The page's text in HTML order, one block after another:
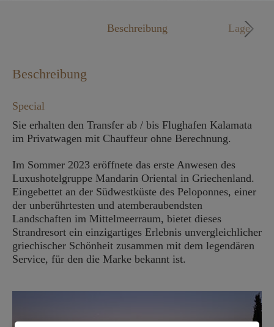
Beschreibung Lage
Beschreibung
Special
Sie erhalten den Transfer ab / bis Flughafen Kalamata
im Privatwagen mit Chauffeur ohne Berechnung.
Im Sommer 2023 eröffnete das erste Anwesen des
Luxushotelgruppe Mandarin Oriental in Griechenland.
Eingebettet an der Südwestküste des Peloponnes, einer
der unberührtesten und atemberaubendsten
Landschaften im Mittelmeerraum, bietet dieses
Strandresort ein einzigartiges Erlebnis unvergleichlicher
griechischer Schönheit zusammen mit dem legendären
Service, für den die Marke bekannt ist.